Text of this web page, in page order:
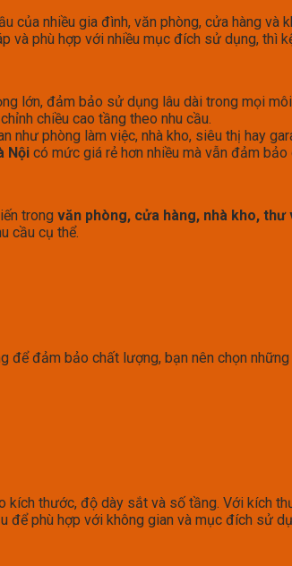
của nhiều gia đình, văn phòng, cửa hàng và
phù hợp với nhiều mục đích sử dụng, thì
lớn, đảm bảo sử dụng lâu dài trong mọi
chiều cao tầng theo nhu cầu.
như phòng làm việc, nhà kho, siêu thị hay
Nội có mức giá rẻ hơn nhiều mà vẫn đảm bảo
trong văn phòng, cửa hàng, nhà kho, thư
cầu cụ thể.
để đảm bảo chất lượng, bạn nên chọn
kích thước, độ dày sắt và số tầng. Với kích
phù hợp với không gian và mục đích sử